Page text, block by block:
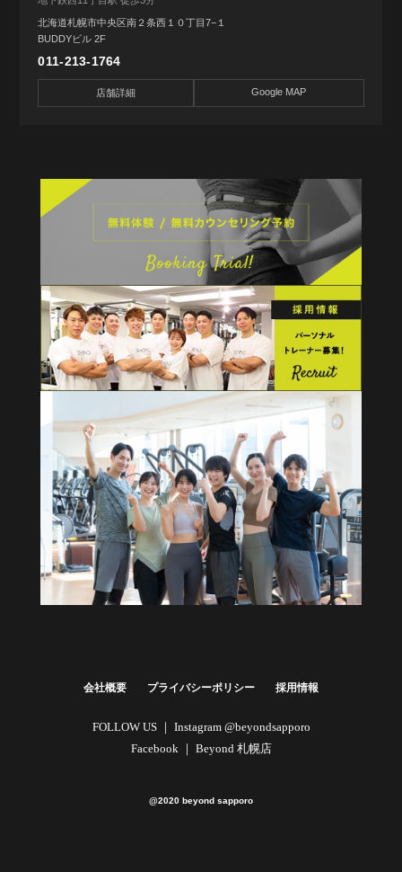
北海道札幌市中央区南２条西１０丁目7−１
BUDDYビル 2F
011-213-1764
店舗詳細 Google MAP
会社概要 プライバシーポリシー 採用情報
FOLLOW US ｜ Instagram @beyondsapporo
Facebook ｜ Beyond 札幌店
@2020 beyond sapporo